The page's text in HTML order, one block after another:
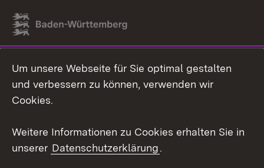
Link zum Landesportal
Um unsere Webseite für Sie optimal gestalten
und verbessern zu können, verwenden wir
Cookies.
Weitere Informationen zu Cookies erhalten Sie in
unserer Datenschutzerklärung.